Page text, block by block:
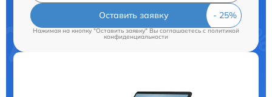
Оставить заявку
Нажимая на кнопку "Оставить заявку" Вы соглашаетесь cполитикой
конфиденциальности